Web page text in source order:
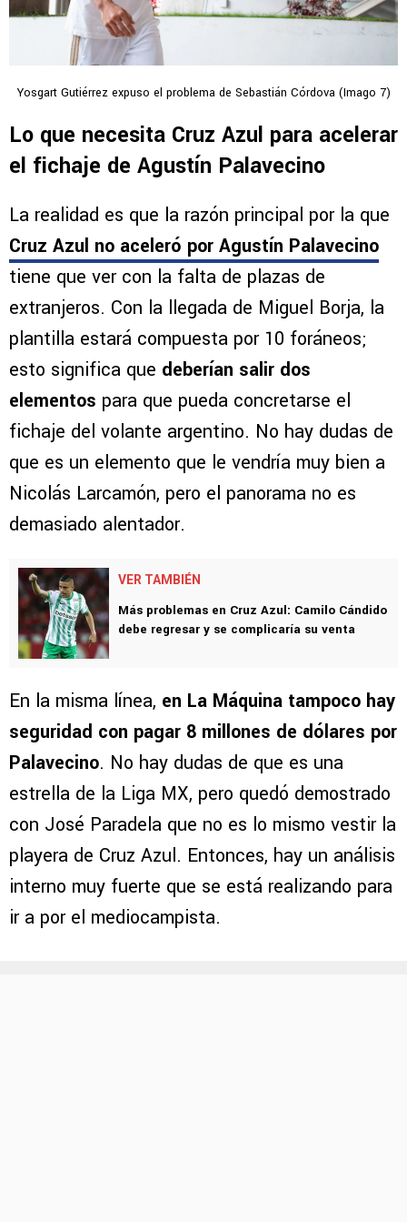
Yosgart Gutiérrez expuso el problema de Sebastián Córdova (Imago 7)
Lo que necesita Cruz Azul para acelerar
el fichaje de Agustín Palavecino
La realidad es que la razón principal por la que
Cruz Azul no aceleró por Agustín Palavecino
tiene que ver con la falta de plazas de
extranjeros. Con la llegada de Miguel Borja, la
plantilla estará compuesta por 10 foráneos;
esto significa que deberían salir dos
elementos para que pueda concretarse el
fichaje del volante argentino. No hay dudas de
que es un elemento que le vendría muy bien a
Nicolás Larcamón, pero el panorama no es
demasiado alentador.
VER TAMBIÉN
Más problemas en Cruz Azul: Camilo Cándido
debe regresar y se complicaría su venta
En la misma línea, en La Máquina tampoco hay
seguridad con pagar 8 millones de dólares por
Palavecino. No hay dudas de que es una
estrella de la Liga MX, pero quedó demostrado
con José Paradela que no es lo mismo vestir la
playera de Cruz Azul. Entonces, hay un análisis
interno muy fuerte que se está realizando para
ir a por el mediocampista.